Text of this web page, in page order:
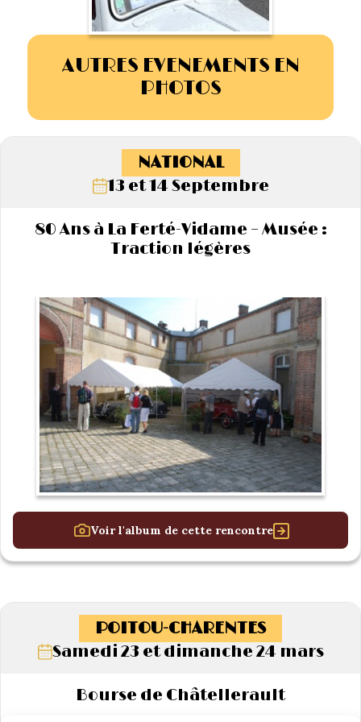
AUTRES EVENEMENTS EN
PHOTOS
NATIONAL
13 et 14 Septembre
80 Ans à La Ferté-Vidame – Musée :
Traction légères
Voir l'album de cette rencontre
POITOU-CHARENTES
Samedi 23 et dimanche 24 mars
Bourse de Châtellerault